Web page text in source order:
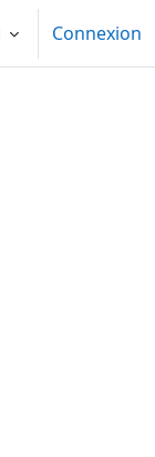
Connexion